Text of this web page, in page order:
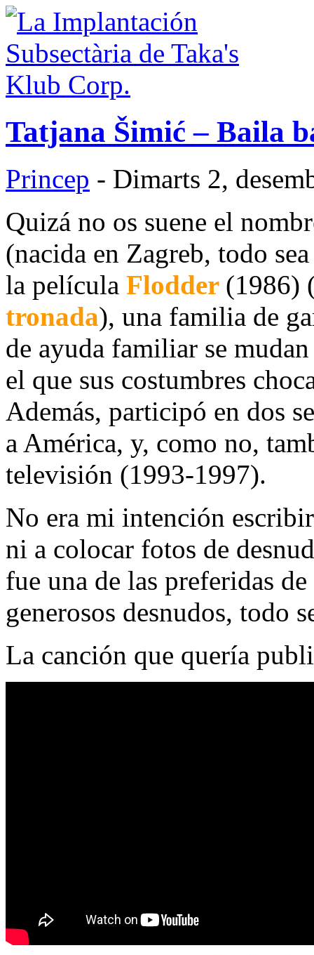
Tatjana Šimić – Baila
Princep - Dimarts 2,
Quizá no os suene el
(nacida en Zagreb, todo
la película Flodder (1986)
tronada), una familia de
de ayuda familiar se
el que sus costumbres
Además, participó en dos
a América, y, como no,
televisión (1993-1997).
No era mi intención
ni a colocar fotos de
fue una de las preferidas
generosos desnudos, todo
La canción que quería